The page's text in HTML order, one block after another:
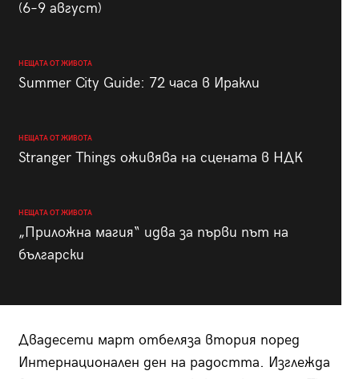
(6–9 август)
НЕЩАТА ОТ ЖИВОТА
Summer City Guide: 72 часа в Иракли
НЕЩАТА ОТ ЖИВОТА
Stranger Things оживява на сцената в НДК
НЕЩАТА ОТ ЖИВОТА
„Приложна магия“ идва за първи път на
български
Двадесети март отбеляза втория поред
Интернационален ден на радостта. Изглежда